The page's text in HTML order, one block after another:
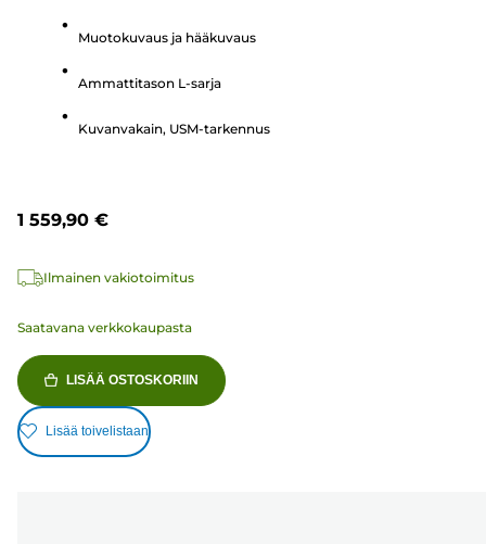
Muotokuvaus ja hääkuvaus
Ammattitason L-sarja
Kuvanvakain, USM-tarkennus
1 559,90 €
Ilmainen vakiotoimitus
Saatavana verkkokaupasta
LISÄÄ OSTOSKORIIN
Lisää toivelistaan